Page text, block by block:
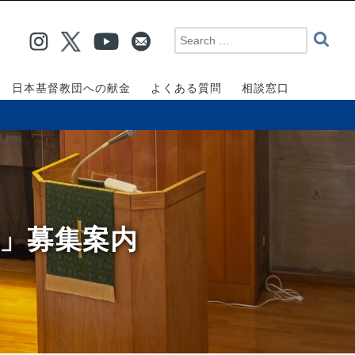
日本基督教団への献金 よくある質問 相談窓口
募集案内